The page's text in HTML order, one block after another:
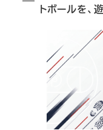
トボールを、